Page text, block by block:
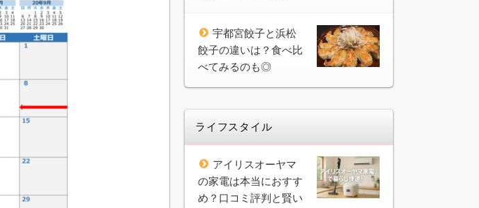
宇都宮餃子と浜松
餃子の違いは？食べ比
べてみるのも◎
ライフスタイル
アイリスオーヤマ
の家電は本当におすす
め？口コミ評判と賢い